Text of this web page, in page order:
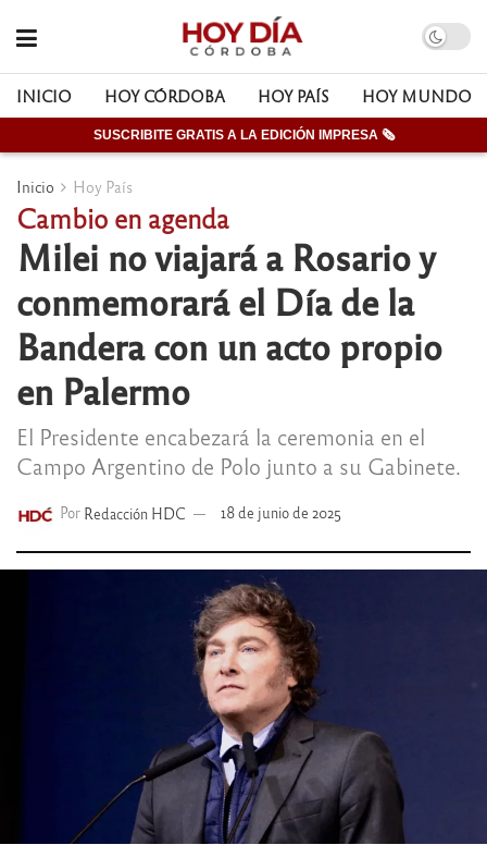
INICIO HOY CÓRDOBA HOY PAÍS HOY MUNDO
SUSCRIBITE GRATIS A LA EDICIÓN IMPRESA 🗞
Inicio Hoy País
Cambio en agenda
Milei no viajará a Rosario y
conmemorará el Día de la
Bandera con un acto propio
en Palermo
El Presidente encabezará la ceremonia en el
Campo Argentino de Polo junto a su Gabinete.
Por Redacción HDC 18 de junio de 2025